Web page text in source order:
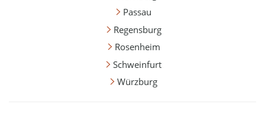
Passau
Regensburg
Rosenheim
Schweinfurt
Würzburg